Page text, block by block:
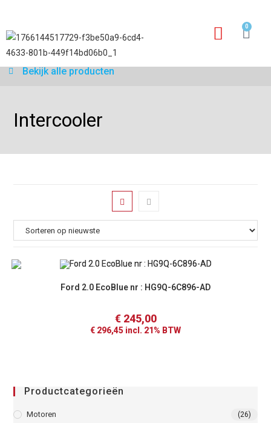
0
Bekijk alle producten
Intercooler
Ford 2.0 EcoBlue nr : HG9Q-6C896-AD
€245,00
€ 296,45 incl. 21% BTW
Productcategorieën
Motoren (26)